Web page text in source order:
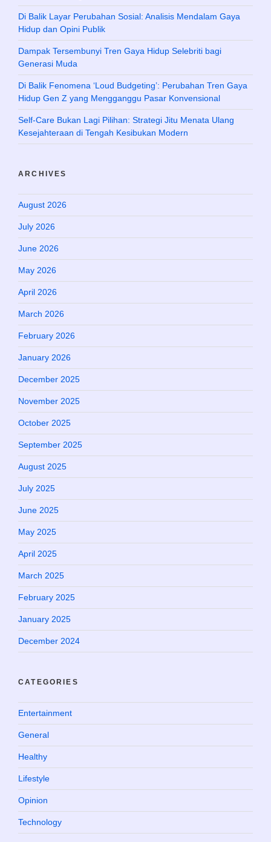
Di Balik Layar Perubahan Sosial: Analisis Mendalam Gaya
Hidup dan Opini Publik
Dampak Tersembunyi Tren Gaya Hidup Selebriti bagi
Generasi Muda
Di Balik Fenomena ‘Loud Budgeting’: Perubahan Tren Gaya
Hidup Gen Z yang Mengganggu Pasar Konvensional
Self-Care Bukan Lagi Pilihan: Strategi Jitu Menata Ulang
Kesejahteraan di Tengah Kesibukan Modern
ARCHIVES
August 2026
July 2026
June 2026
May 2026
April 2026
March 2026
February 2026
January 2026
December 2025
November 2025
October 2025
September 2025
August 2025
July 2025
June 2025
May 2025
April 2025
March 2025
February 2025
January 2025
December 2024
CATEGORIES
Entertainment
General
Healthy
Lifestyle
Opinion
Technology